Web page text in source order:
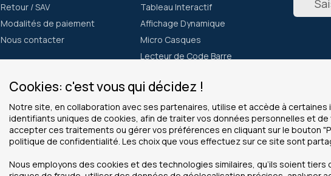
Cookies: c'est vous qui décidez !
Notre site, en collaboration avec ses partenaires, utilise et accède à
identifiants uniques de cookies, afin de traiter vos données personnelles et
accepter ces traitements ou gérer vos préférences en cliquant sur le bouton
politique de confidentialité. Les choix que vous effectuez sur ce site sont
Nous employons des cookies et des technologies similaires, qu’ils soient
Retour / SAV
Modalités de paiement
Nous contacter
Tableau Interactif
Affichage Dynamique
Micro Casques
Lecteur de Code Barre
LA SOCIÉTÉ
Qui sommes nous ?
Nos marques
Notre équipe
CLIENTS PROS
Service grands comptes
Modes de paiement
La garantie pro
notre
INFOS
Cookies
CGV